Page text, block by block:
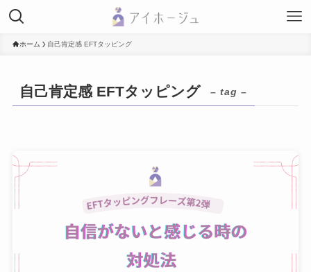
ホーム 自己肯定感 EFTタッピング
自己肯定感 EFTタッピング – tag –